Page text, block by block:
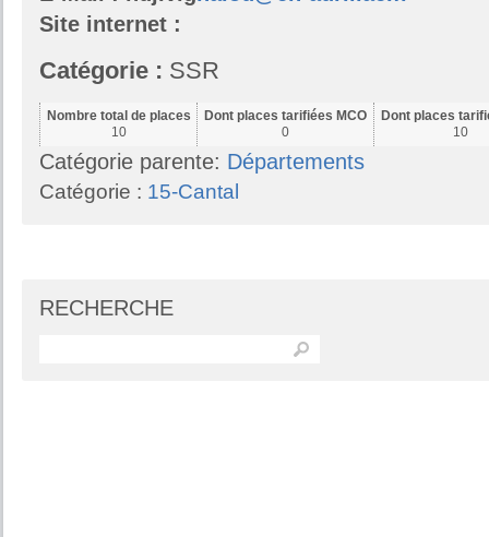
Site internet :
Catégorie : SSR
Nombre total de places
10
Dont places tarifiées MCO
0
Dont places
10
Catégorie parente: Départements
Catégorie : 15-Cantal
RECHERCHE